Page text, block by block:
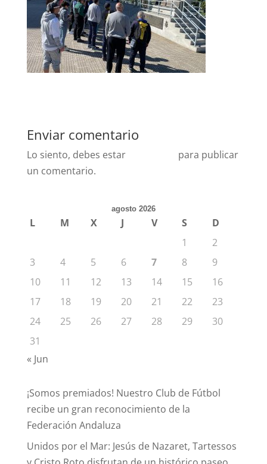
Enviar comentario
Lo siento, debes estar
para publicar
un comentario.
agosto 2026
L M X J V S
D
1
2
3
4 5 6 7 8
9
10
11 12 13 14 15
16
17
18 19 20 21 22
23
24
25 26 27 28 29
30
31
« Jun
¡Somos premiados! Nuestro Club de Fútbol
recibe un gran reconocimiento de la
Federación Andaluza
Unidos por el Mar: Jesús de Nazaret, Tartessos